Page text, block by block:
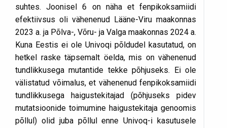
suhtes. Joonisel 6 on näha et fenpikoksamiidi
efektiivsus oli vähenenud Lääne-Viru maakonnas
2023 a. ja Põlva-, Võru- ja Valga maakonnas 2024 a.
Kuna Eestis ei ole Univoqi põldudel kasutatud, on
hetkel raske täpsemalt öelda, mis on vähenenud
tundlikkusega mutantide tekke põhjuseks. Ei ole
välistatud võimalus, et vähenenud fenpikoksamiidi
tundlikkusega haigustekitajad (põhjuseks pidev
mutatsioonide toimumine haigustekitaja genoomis
põllul) olid juba põllul enne Univoq-i kasutusele